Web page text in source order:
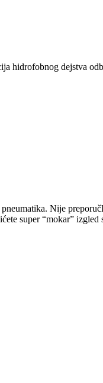
hidrofobnog dejstva
Nije
super “mokar” izgled